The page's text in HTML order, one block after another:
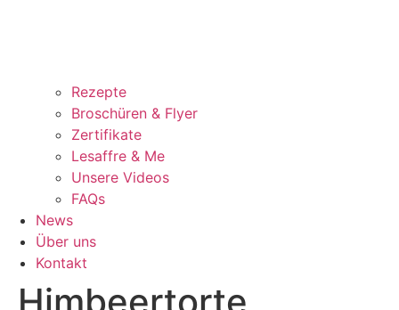
Rezepte
Broschüren & Flyer
Zertifikate
Lesaffre & Me
Unsere Videos
FAQs
News
Über uns
Kontakt